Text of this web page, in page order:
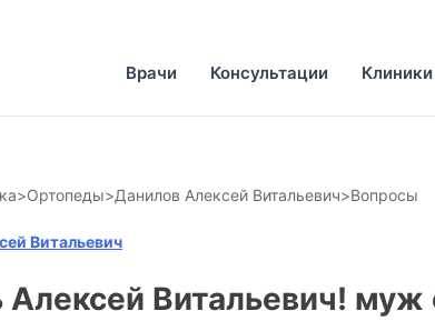
Врачи Консультации Клиники
>Ортопеды>Данилов Алексей Витальевич>Вопросы
Витальевич
Витальевич!